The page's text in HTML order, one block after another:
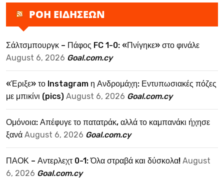
ΡΟΗ ΕΙΔΗΣΕΩΝ
Σάλτσμπουργκ – Πάφος FC 1-0: «Πνίγηκε» στο φινάλε
August 6, 2026 Goal.com.cy
«Έριξε» το Instagram η Ανδρομάχη: Εντυπωσιακές πόζες
με μπικίνι (pics) August 6, 2026 Goal.com.cy
Ομόνοια: Απέφυγε το πατατράκ, αλλά το καμπανάκι ήχησε
ξανά August 6, 2026 Goal.com.cy
ΠΑΟΚ – Αντερλεχτ 0-1: Όλα στραβά και δύσκολα! August
6, 2026 Goal.com.cy